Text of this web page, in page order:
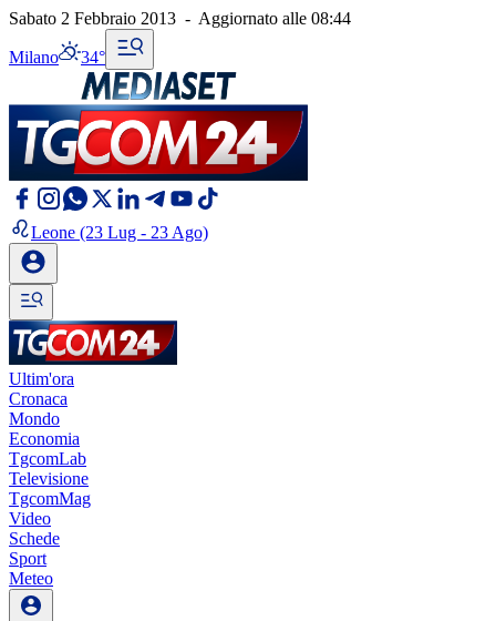
Sabato 2 Febbraio 2013 - Aggiornato alle 08:44
Milano 34°
Leone (23 Lug - 23 Ago)
Ultim'ora
Cronaca
Mondo
Economia
TgcomLab
Televisione
TgcomMag
Video
Schede
Sport
Meteo